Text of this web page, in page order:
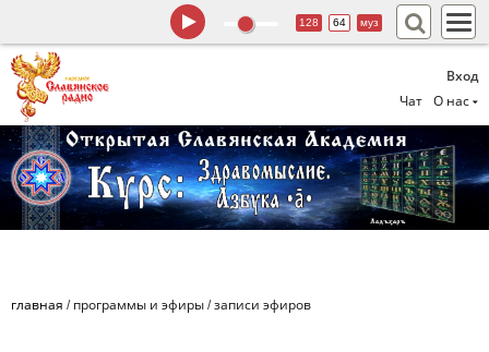
Вход
Чат
О нас
128 64 муз
главная / программы и эфиры /записи эфиров